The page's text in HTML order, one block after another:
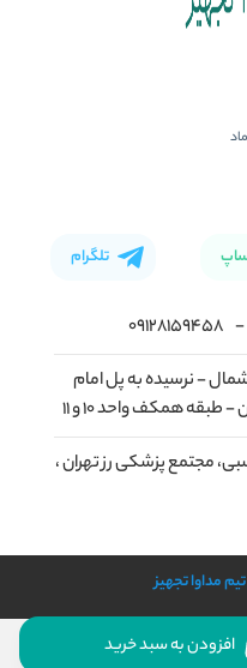
افزودن به سبد خرید
تلگرام
-
09128159458
- نرسیده به پل امام
همکف واحد ۱۰ و ۱۱
مجتمع پزشکی رز تهران ،
تیم مداوا تجهیز